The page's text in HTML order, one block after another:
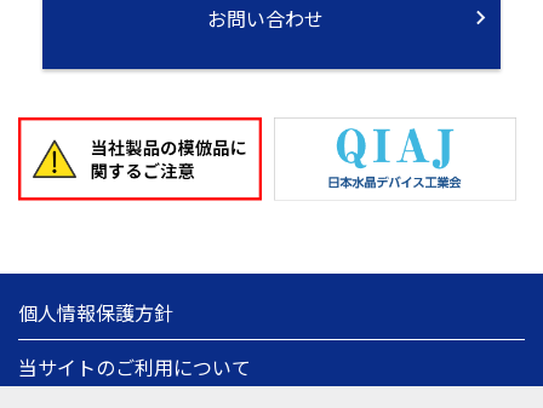
お問い合わせ
個人情報保護方針
当サイトのご利用について